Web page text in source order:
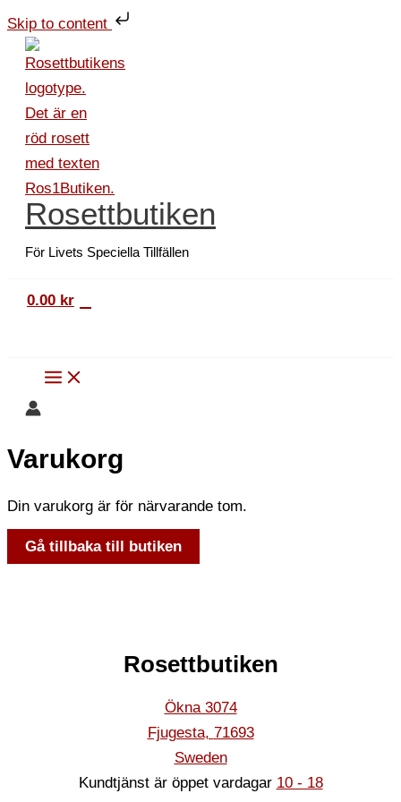
Skip to content
till
innehåll
Rosettbutiken
För Livets Speciella Tillfällen
0.00 kr
Varukorg
Din varukorg är för närvarande tom.
Gå tillbaka till butiken
Rosettbutiken
Ökna 3074
Fjugesta, 71693
Sweden
Kundtjänst är öppet vardagar 10 - 18